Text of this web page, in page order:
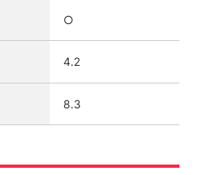
○
4.2
8.3